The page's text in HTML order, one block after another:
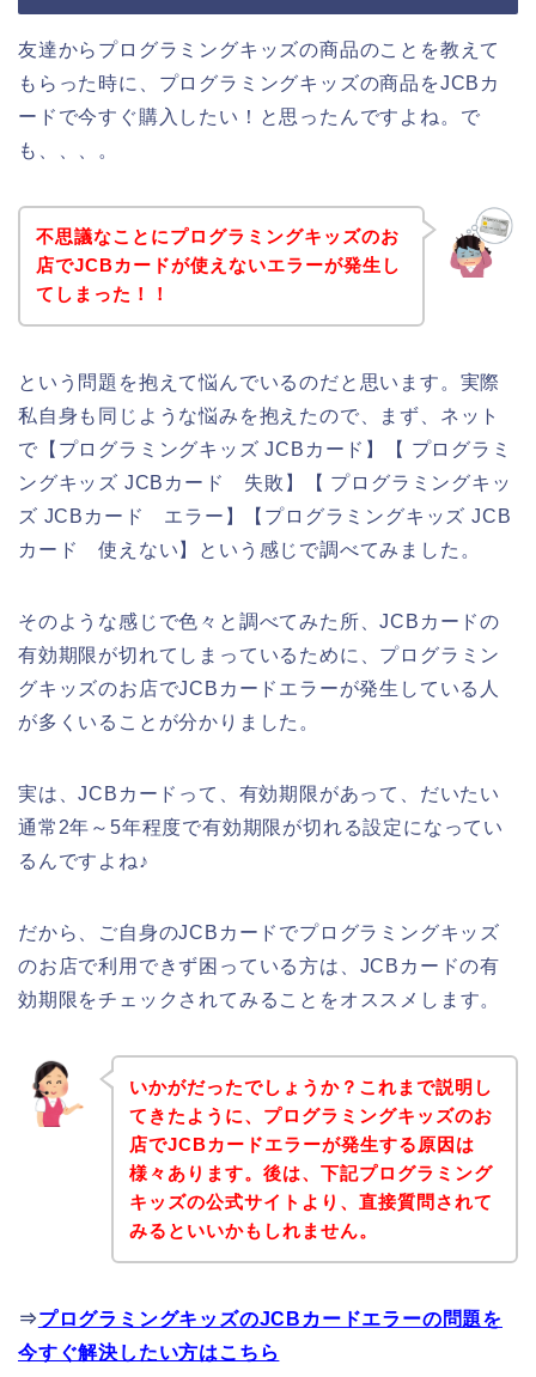
友達からプログラミングキッズの商品のことを教えて
もらった時に、プログラミングキッズの商品をJCBカ
ードで今すぐ購入したい！と思ったんですよね。で
も、、、。
不思議なことにプログラミングキッズのお
店でJCBカードが使えないエラーが発生し
てしまった！！
という問題を抱えて悩んでいるのだと思います。実際
私自身も同じような悩みを抱えたので、まず、ネット
で【プログラミングキッズ JCBカード】【 プログラミ
ングキッズ JCBカード 失敗】【 プログラミングキッ
ズ JCBカード エラー】【プログラミングキッズ JCB
カード 使えない】という感じで調べてみました。
そのような感じで色々と調べてみた所、JCBカードの
有効期限が切れてしまっているために、プログラミン
グキッズのお店でJCBカードエラーが発生している人
が多くいることが分かりました。
実は、JCBカードって、有効期限があって、だいたい
通常2年～5年程度で有効期限が切れる設定になってい
るんですよね♪
だから、ご自身のJCBカードでプログラミングキッズ
のお店で利用できず困っている方は、JCBカードの有
効期限をチェックされてみることをオススメします。
いかがだったでしょうか？これまで説明し
てきたように、プログラミングキッズのお
店でJCBカードエラーが発生する原因は
様々あります。後は、下記プログラミング
キッズの公式サイトより、直接質問されて
みるといいかもしれません。
⇒プログラミングキッズのJCBカードエラーの問題を
今すぐ解決したい方はこちら